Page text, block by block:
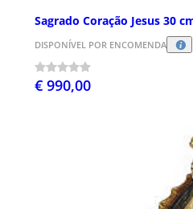
Sagrado Coração Jesus 30
DISPONÍVEL POR ENCOMENDA
€ 990,00